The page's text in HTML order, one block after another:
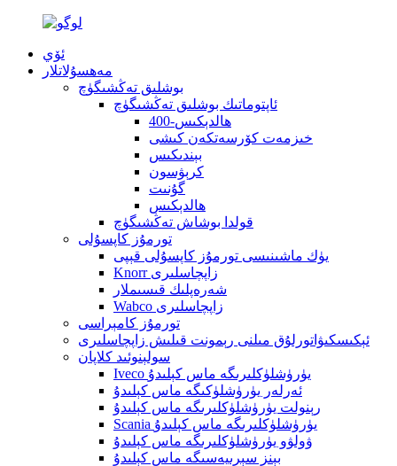
ئۆي
مەھسۇلاتلار
بوشلىق تەڭشىگۈچ
ئاپتوماتىك بوشلىق تەڭشىگۈچ
400-ھالدېكىس
خىزمەت كۆرسەتكەن كىشى
بېندىكىس
كرېۋسون
گۇنىت
ھالدېكىس
قولدا بوشاش تەڭشىگۈچ
تورمۇز كاپسۇلى
يۈك ماشىنىسى تورمۇز كاپسۇلى قېپى
Knorr زاپچاسلىرى
شەرەپلىك قىسىملار
Wabco زاپچاسلىرى
تورمۇز كامېراسى
ئېكىسكىۋاتورلۇق مىلنى رېمونت قىلىش زاپچاسلىرى
سولېنوئىد كلاپان
Iveco يۈرۈشلۈكلىرىگە ماس كېلىدۇ
ئەرلەر يۈرۈشلۈكىگە ماس كېلىدۇ
رېنولت يۈرۈشلۈكلىرىگە ماس كېلىدۇ
Scania يۈرۈشلۈكلىرىگە ماس كېلىدۇ
ۋولۋو يۈرۈشلۈكلىرىگە ماس كېلىدۇ
بېنز سېرىيەسىگە ماس كېلىدۇ